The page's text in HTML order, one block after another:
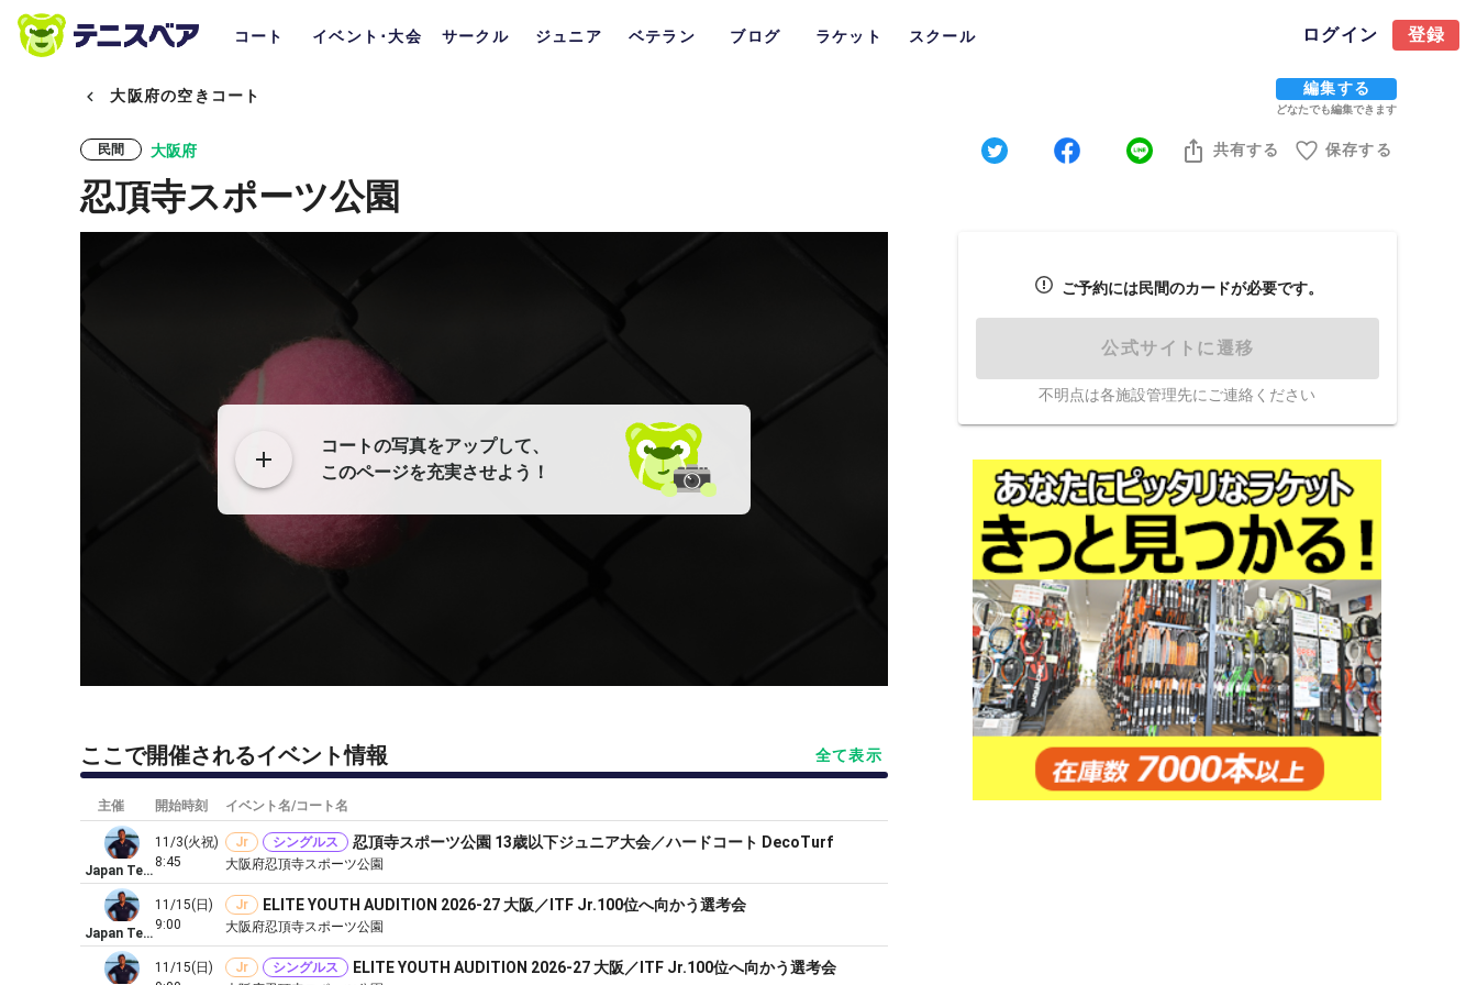
コート イベント･大会 サークル ジュニア ベテラン ブログ ラケット スクール ログイン 登録
大阪府の空きコート 編集する
どなたでも編集できます
民間 大阪府 共有する 保存する
忍頂寺スポーツ公園
コートの写真をアップして、
このページを充実させよう！
ここで開催されるイベント情報 全て表示
主催 開始時刻 イベント名/コート名
Japan Tennis Players Production
11/3(火祝)
8:45
Jr シングルス 忍頂寺スポーツ公園 13歳以下ジュニア大会／ハードコート DecoTurf
大阪府忍頂寺スポーツ公園
Japan Tennis Players Production
11/15(日)
9:00
Jr ELITE YOUTH AUDITION 2026-27 大阪／ITF Jr.100位へ向かう選考会
大阪府忍頂寺スポーツ公園
11/15(日)
Jr シングルス ELITE YOUTH AUDITION 2026-27 大阪／ITF Jr.100位へ向かう選考会
ご予約には民間のカードが必要です。
公式サイトに遷移
不明点は各施設管理先にご連絡ください